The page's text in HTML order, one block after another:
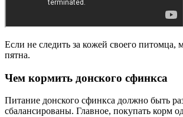
Если не следить за кожей своего
пятна.
Чем кормить донского сфинкса
Питание донского сфинкса должно быть
сбалансированы. Главное, покупать корм